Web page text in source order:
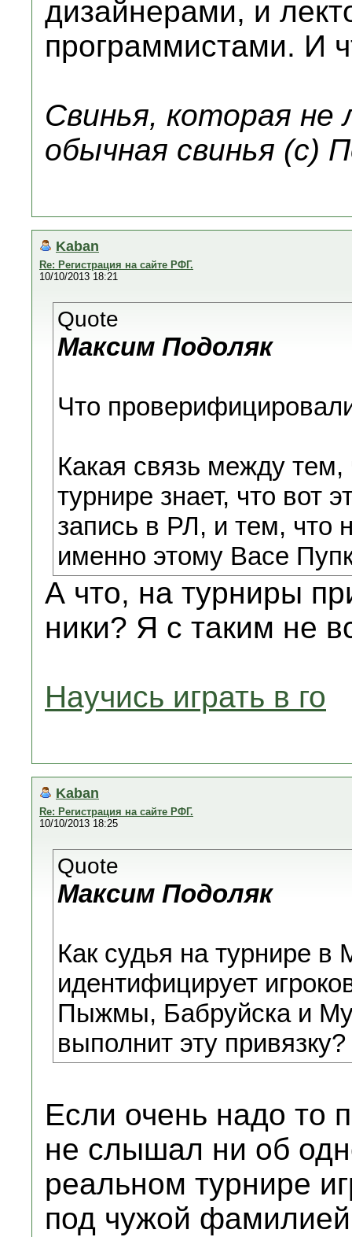
дизайнерами, и
программистами. И
Свинья, которая
обычная свинья (с)
Kaban
Re: Регистрация на сайте РФГ.
10/10/2013 18:21
Quote
Максим Подоляк
Что
Какая связь между
турнире знает, что вот
запись в РЛ, и тем, что
именно этому Васе
А что, на турниры
ники? Я с таким не
Научись играть в го
Kaban
Re: Регистрация на сайте РФГ.
10/10/2013 18:25
Quote
Максим Подоляк
Как судья на турнире в
идентифицирует
Пыжмы, Бабруйска и
выполнит эту привязку?
Если очень надо то
не слышал ни об
реальном турнире
под чужой